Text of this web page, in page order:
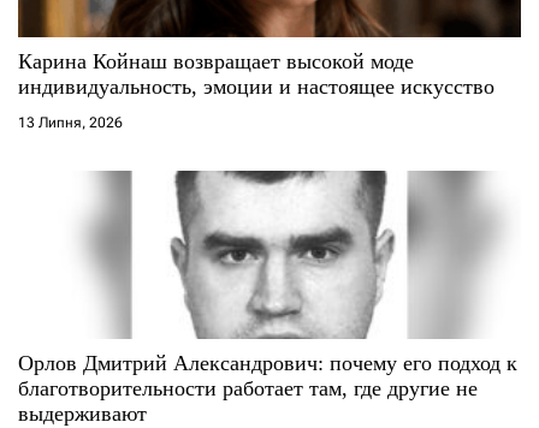
с
і
Карина Койнаш возвращает высокой моде
индивидуальность, эмоции и настоящее искусство
13 Липня, 2026
Орлов Дмитрий Александрович: почему его подход к
благотворительности работает там, где другие не
выдерживают